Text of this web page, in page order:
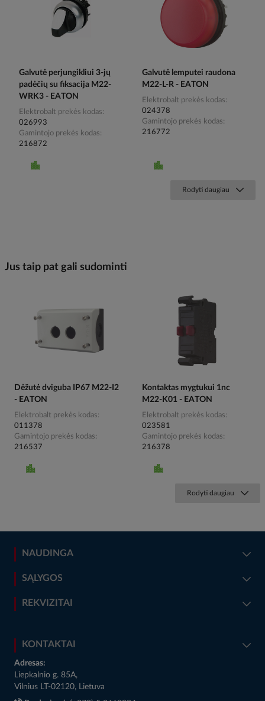
Galvutė perjungikliui 3-jų
padėčių su fiksacija M22-
WRK3 - EATON
Elektrobalt prekės kodas
026993
Gamintojo prekės kodas
216872
Galvutė lemputei raudona
M22-L-R - EATON
Elektrobalt prekės kodas
024378
Gamintojo prekės kodas
216772
Rodyti daugiau
Jus taip pat gali sudominti
Dėžutė dviguba IP67 M22-I2
- EATON
Elektrobalt prekės kodas
011378
Gamintojo prekės kodas
216537
Kontaktas mygtukui 1nc
M22-K01 - EATON
Elektrobalt prekės kodas
023581
Gamintojo prekės kodas
216378
Rodyti daugiau
NAUDINGA
SĄLYGOS
REKVIZITAI
KONTAKTAI
Adresas:
Liepkalnio g. 85A,
Vilnius LT-02120, Lietuva